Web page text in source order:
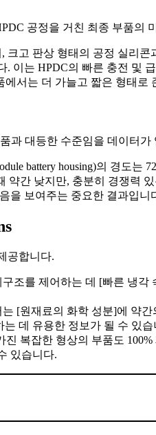
공정을 거친 최종 부품의
크고 판상 형태의 공정 실리
이는 HPDC의 빠른 충전 및
서는 더 가늘고 짧은 형태
과 대등한 수준임을 데이터가
battery housing)의 경도는
약간 낮지만, 충분히 경쟁력
을 보여주는 중요한 결과입니
공합니다.
조를 제어하는 데 [빠른 냉
는 [원재료의 화학 성분]에 약
데 유용한 정보가 될 수 있습
진 복잡한 형상의 부품도
있습니다.